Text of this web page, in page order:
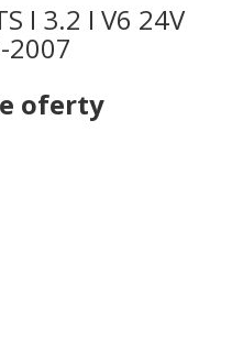
I 3.2 I V6 24V
2007
oferty